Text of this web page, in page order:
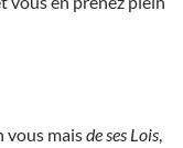
vous maisde ses Lois